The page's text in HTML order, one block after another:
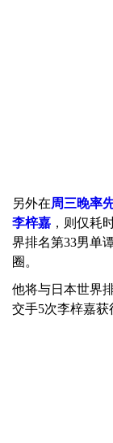
另外在周三晚率
李梓嘉 ，则仅耗
界排名第33男单
圈。
他将与日本世界
交手5次李梓嘉获